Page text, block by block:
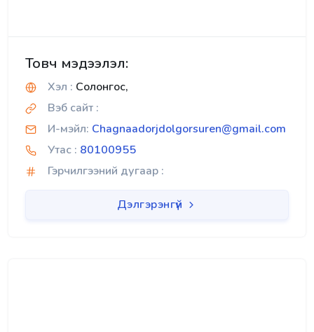
Товч мэдээлэл:
Хэл : Солонгос,
Вэб сайт :
И-мэйл: Chagnaadorjdolgorsuren@gmail.com
Утас : 80100955
Гэрчилгээний дугаар :
Дэлгэрэнгүй